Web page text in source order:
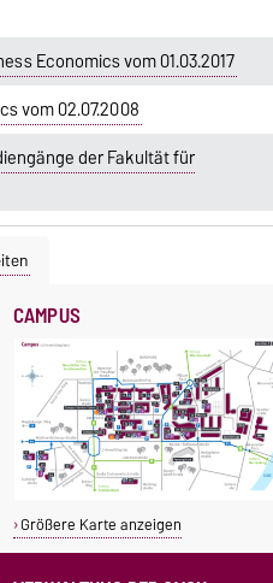
Economics vom 01.03.2017
vom 02.07.2008
der Fakultät für
CAMPUS
Größere Karte anzeigen